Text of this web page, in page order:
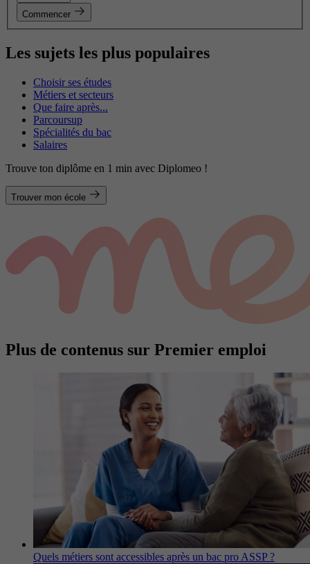
Commencer
Les sujets les plus populaires
Choisir ses études
Métiers et secteurs
Que faire après...
Parcoursup
Spécialités du bac
Salaires
Trouve ton diplôme en 1 min avec Diplomeo !
Trouver mon école
Plus de contenus sur Premier emploi
Quels métiers sont accessibles après un bac pro ASSP ?